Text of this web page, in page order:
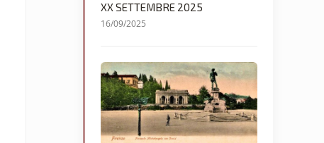
XX SETTEMBRE 2025
16/09/2025